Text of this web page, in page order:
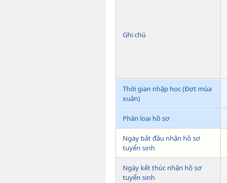
Ghi chú
Thời gian nhập học (Đợt mùa
xuân)
Phân loại hồ sơ
Ngày bắt đầu nhận hồ sơ
tuyển sinh
Ngày kết thúc nhận hồ sơ
tuyển sinh